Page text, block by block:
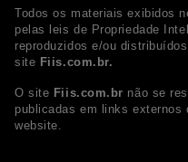
Todos os materiais exibidos
pelas leis de Propriedade
reproduzidos e/ou
site Fiis.com.br.
O site Fiis.com.br não se
publicadas em links
website.